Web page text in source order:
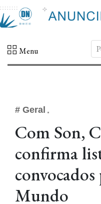
Menu
# Geral
Com Son,
confirma
Mundo